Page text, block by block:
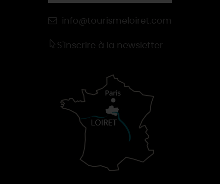
info@tourismeloiret.com
S'inscrire à la newsletter